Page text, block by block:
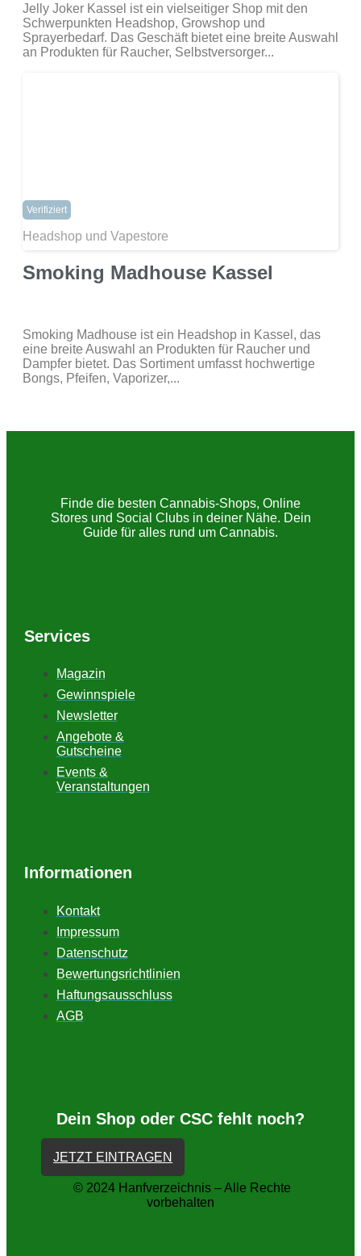
Jelly Joker Kassel ist ein vielseitiger Shop mit den
Schwerpunkten Headshop, Growshop und
Sprayerbedarf. Das Geschäft bietet eine breite Auswahl
an Produkten für Raucher, Selbstversorger...
Verifiziert
Headshop und Vapestore
Smoking Madhouse Kassel
Smoking Madhouse ist ein Headshop in Kassel, das
eine breite Auswahl an Produkten für Raucher und
Dampfer bietet. Das Sortiment umfasst hochwertige
Bongs, Pfeifen, Vaporizer,...
Finde die besten Cannabis-Shops, Online
Stores und Social Clubs in deiner Nähe. Dein
Guide für alles rund um Cannabis.
Services
Magazin
Gewinnspiele
Newsletter
Angebote &
Gutscheine
Events &
Veranstaltungen
Informationen
Kontakt
Impressum
Datenschutz
Bewertungsrichtlinien
Haftungsausschluss
AGB
Dein Shop oder CSC fehlt noch?
JETZT EINTRAGEN
© 2024 Hanfverzeichnis – Alle Rechte
vorbehalten